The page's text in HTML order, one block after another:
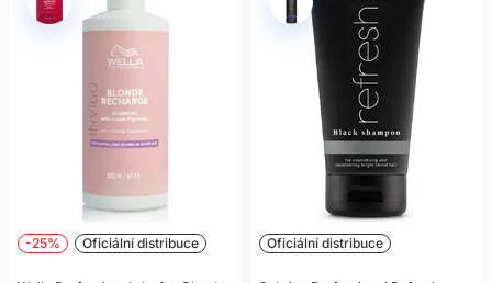
-25% Oficiální distribuce Oficiální distribuce